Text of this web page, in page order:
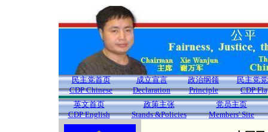
民主党首页
CDP Chinese
成立宣言
Declaration
政治纲领
Principle
民主党
CDP
英文首页
CDP English
政策主张
Stands &Policies
党员主页
Members' Site